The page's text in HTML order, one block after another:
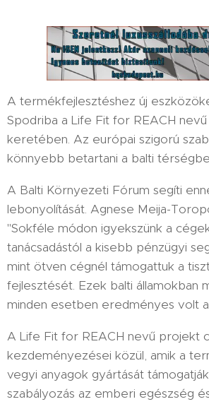
A termékfejlesztéshez új
Spodriba a Life Fit for REACH
keretében. Az európai szigorú
könnyebb betartani a balti
A Balti Környezeti Fórum segíti
lebonyolítását. Agnese Meija-
"Sokféle módon igyekszünk a
tanácsadástól a kisebb pénzügyi
mint ötven cégnél támogattuk a
fejlesztését. Ezek balti államokban
minden esetben eredményes volt
A Life Fit for REACH nevű projekt
kezdeményezései közül, amik a
vegyi anyagok gyártását
szabályozás az emberi egészség